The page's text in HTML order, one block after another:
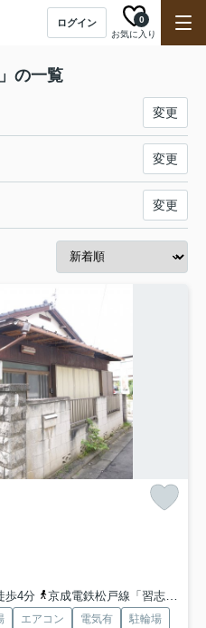
ログイン
お気に入り
0
の一覧
変更
変更
変更
歩4分
京成電鉄松戸線「習志野」駅 徒歩12分
エアコン 電気有
駐輪場